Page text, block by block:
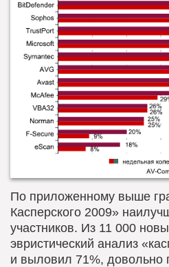
По приложенному выше
Касперского 2009»
участников. Из 11 000
эвристический анализ
и выловил 71%, довольно